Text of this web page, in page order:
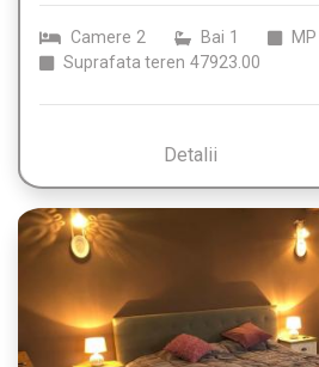
Camere 2 Bai 1 MP
Suprafata teren 47923.00
Detalii